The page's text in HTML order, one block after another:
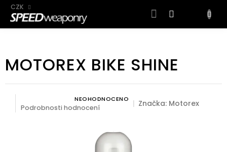
obsah
CZK
MOTOREX BIKE SHINE
Průměrné hodnocení produktu je 0,0 z 5 hvězdiček.
NEOHODNOCENO
Podrobnosti hodnocení Značka: Motorex